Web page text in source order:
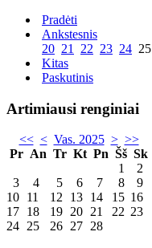
Pradėti
Ankstesnis
20 21 22 23 24 25
Kitas
Paskutinis
Artimiausi renginiai
<< < Vas. 2025 > >>
Pr An Tr Kt Pn Šš Sk
1
2
3
4 5 6 7 8
9
10 11 12 13 14 15 16
17 18 19 20 21 22 23
24 25 26 27 28